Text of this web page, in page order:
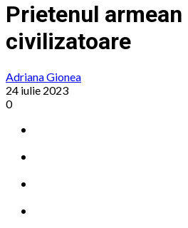
Prietenul armean
civilizatoare
Adriana Gionea
24 iulie 2023
0